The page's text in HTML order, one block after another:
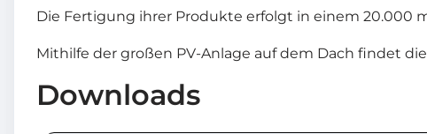
Die Fertigung ihrer Produkte erfolgt in einem 20.000
Mithilfe der großen PV-Anlage auf dem Dach findet
Downloads